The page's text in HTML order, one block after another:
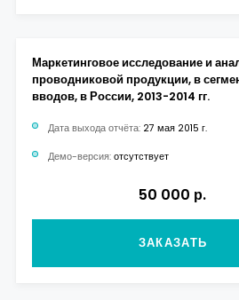
Маркетинговое исследование и
проводниковой продукции, в
вводов, в России, 2013-2014 гг.
Дата выхода отчёта: 27 мая 2015 г.
Демо-версия: отсутствует
50 000 р.
ЗАКАЗАТЬ